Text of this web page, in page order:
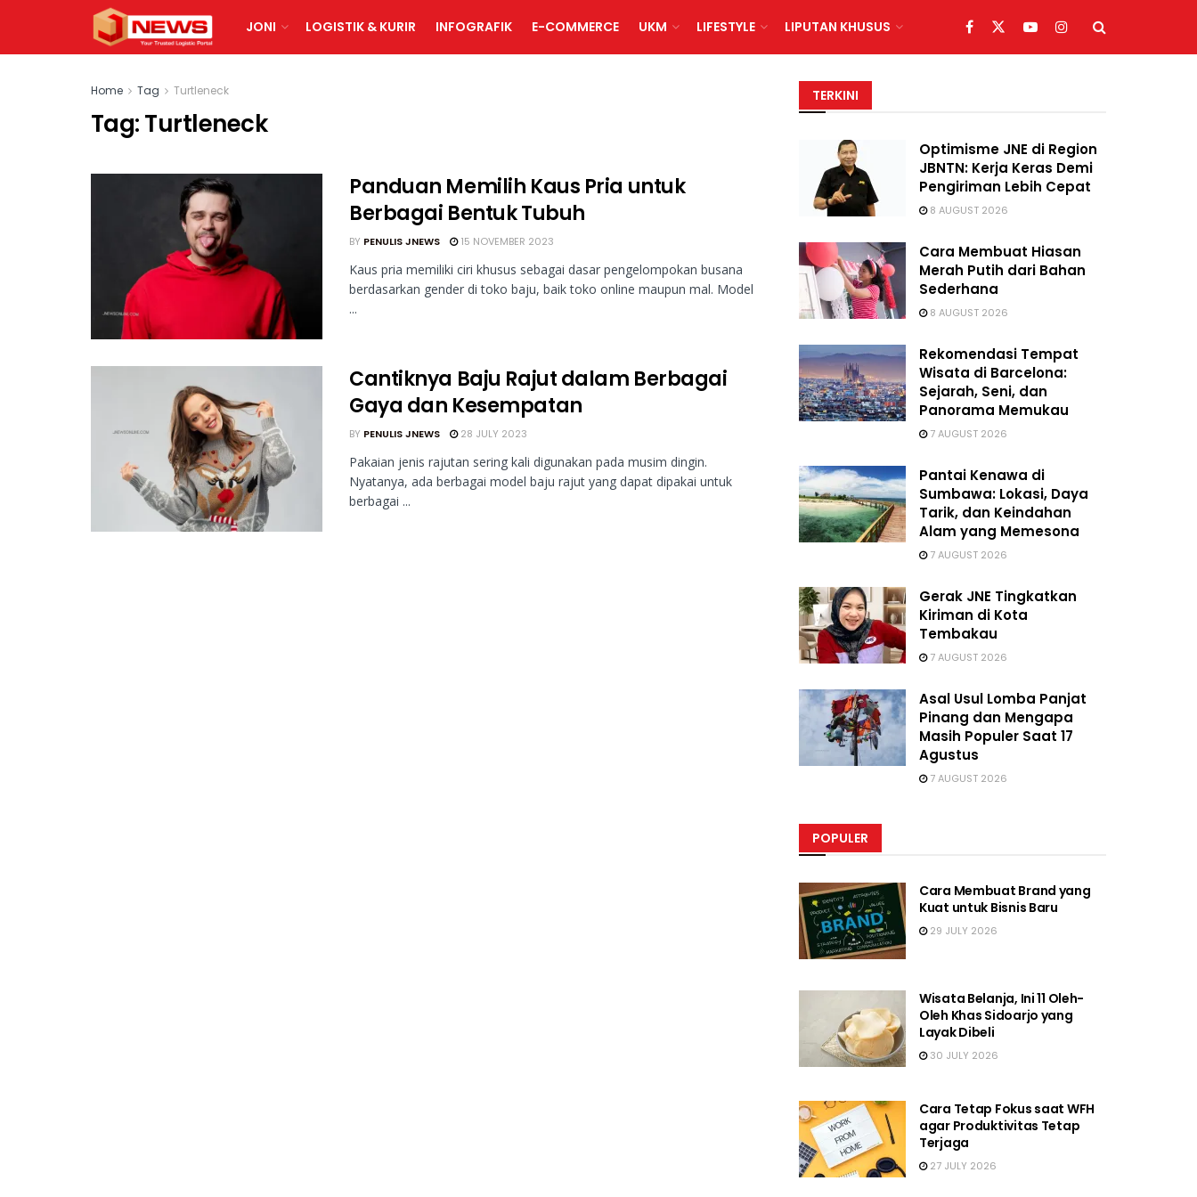
JONI LOGISTIK & KURIR INFOGRAFIK E-COMMERCE UKM LIFESTYLE LIPUTAN KHUSUS
Home Tag Turtleneck
Tag:Turtleneck
Panduan Memilih Kaus Pria untuk
Berbagai Bentuk Tubuh
BY PENULIS JNEWS 15 NOVEMBER 2023
Kaus pria memiliki ciri khusus sebagai dasar pengelompokan busana
berdasarkan gender di toko baju, baik toko online maupun mal. Model
...
Cantiknya Baju Rajut dalam Berbagai
Gaya dan Kesempatan
BY PENULIS JNEWS 28 JULY 2023
Pakaian jenis rajutan sering kali digunakan pada musim dingin.
Nyatanya, ada berbagai model baju rajut yang dapat dipakai untuk
berbagai ...
TERKINI
Optimisme JNE di Region
JBNTN: Kerja Keras Demi
Pengiriman Lebih Cepat
8 AUGUST 2026
Cara Membuat Hiasan
Merah Putih dari Bahan
Sederhana
8 AUGUST 2026
Rekomendasi Tempat
Wisata di Barcelona:
Sejarah, Seni, dan
Panorama Memukau
7 AUGUST 2026
Pantai Kenawa di
Sumbawa: Lokasi, Daya
Tarik, dan Keindahan
Alam yang Memesona
7 AUGUST 2026
Gerak JNE Tingkatkan
Kiriman di Kota
Tembakau
7 AUGUST 2026
Asal Usul Lomba Panjat
Pinang dan Mengapa
Masih Populer Saat 17
Agustus
7 AUGUST 2026
POPULER
Cara Membuat Brand yang
Kuat untuk Bisnis Baru
29 JULY 2026
Wisata Belanja, Ini 11 Oleh-
Oleh Khas Sidoarjo yang
Layak Dibeli
30 JULY 2026
Cara Tetap Fokus saat WFH
agar Produktivitas Tetap
Terjaga
27 JULY 2026